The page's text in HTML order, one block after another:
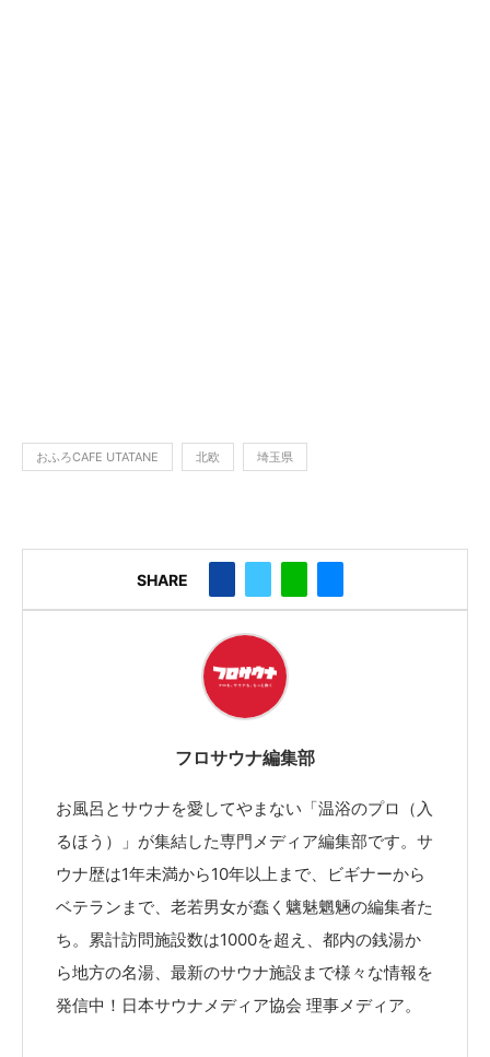
おふろCAFE UTATANE 北欧 埼玉県
SHARE
フロサウナ編集部
お風呂とサウナを愛してやまない「温浴のプロ（入
るほう）」が集結した専門メディア編集部です。サ
ウナ歴は1年未満から10年以上まで、ビギナーから
ベテランまで、老若男女が蠢く魑魅魍魎の編集者た
ち。累計訪問施設数は1000を超え、都内の銭湯か
ら地方の名湯、最新のサウナ施設まで様々な情報を
発信中！日本サウナメディア協会 理事メディア。